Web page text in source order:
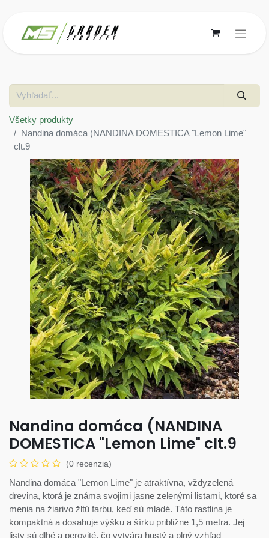
Všetky produkty
Nandina domáca (NANDINA DOMESTICA "Lemon Lime"
clt.9
Nandina domáca (NANDINA
DOMESTICA "Lemon Lime" clt.9
(0 recenzia)
Nandina domáca "Lemon Lime" je atraktívna, vždyzelená
drevina, ktorá je známa svojimi jasne zelenými listami, ktoré sa
menia na žiarivo žltú farbu, keď sú mladé. Táto rastlina je
kompaktná a dosahuje výšku a šírku približne 1,5 metra. Jej
listy sú dlhé a perovité, čo vytvára hustý a plný vzhľad